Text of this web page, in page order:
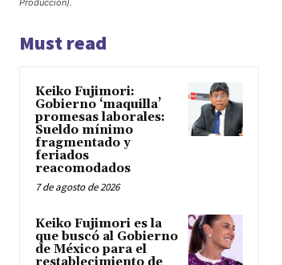
Must read
Keiko Fujimori:
Gobierno ‘maquilla’
promesas laborales:
Sueldo mínimo
fragmentado y
feriados
reacomodados
7 de agosto de 2026
Keiko Fujimori es la
que buscó al Gobierno
de México para el
restablecimiento de